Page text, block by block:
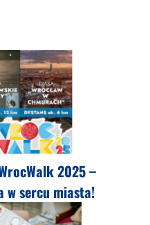
2025 –
w sercu miasta!